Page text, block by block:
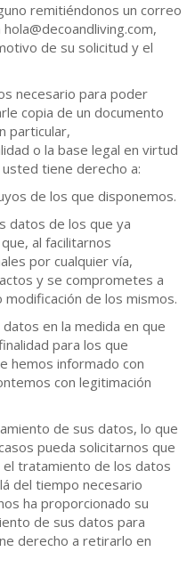
remitiéndonos un correo
de su solicitud y el
necesario para poder
copia de un documento
particular,
o la base legal en virtud
tiene derecho a:
de los que disponemos.
datos de los que ya
al facilitarnos
por cualquier vía,
y se comprometes a
de los mismos.
en la medida en que
para los que
hemos informado con
con legitimación
de sus datos, lo que
pueda solicitarnos que
tratamiento de los datos
del tiempo necesario
ha proporcionado su
de sus datos para
derecho a retirarlo en